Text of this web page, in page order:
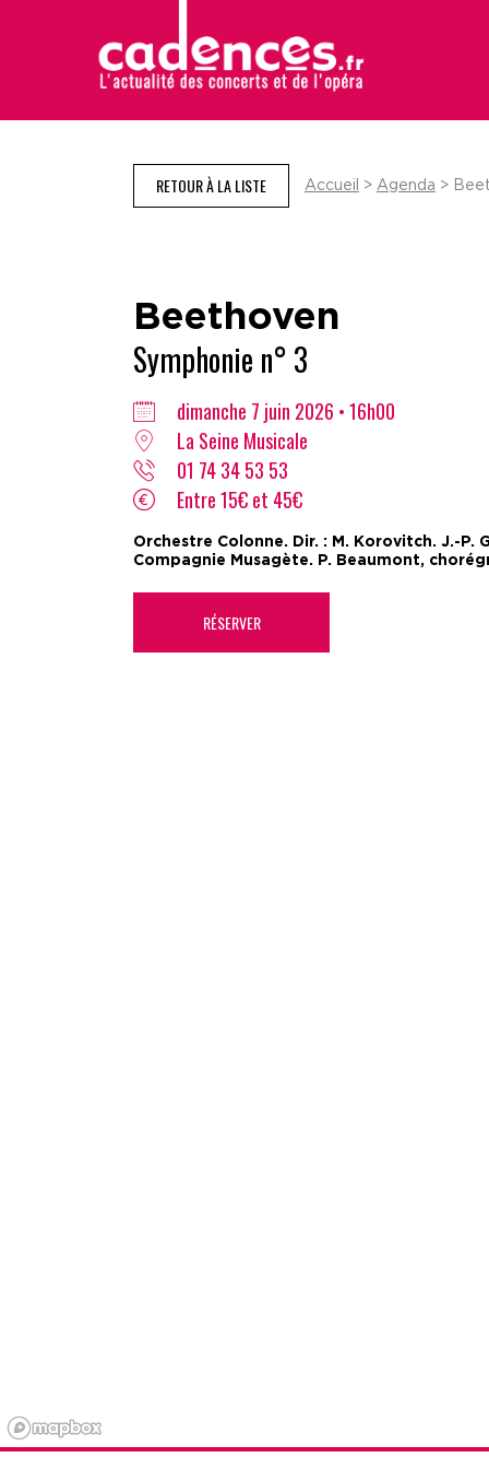
RETOUR À LA LISTE Accueil > Agenda >
Beethoven
Symphonie n° 3
dimanche 7 juin 2026 • 16h00
La Seine Musicale
01 74 34 53 53
Entre 15€ et 45€
Orchestre Colonne. Dir. : M. Korovitch. J.-P.
Compagnie Musagète. P. Beaumont,
RÉSERVER